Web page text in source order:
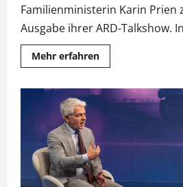
Familienministerin Karin Prien
Ausgabe ihrer ARD-Talkshow.
Mehr erfahrenMehr
Informationen
Prien
über
Bildung